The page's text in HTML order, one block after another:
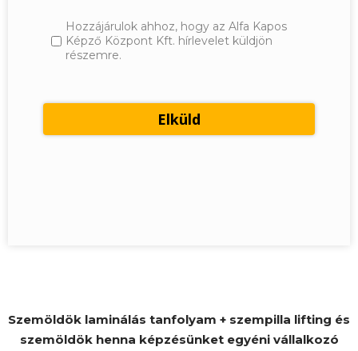
Hozzájárulok ahhoz, hogy az Alfa Kapos
Képző Központ Kft. hírlevelet küldjön
részemre.
Szemöldök laminálás tanfolyam + szempilla lifting és
szemöldök henna képzésünket egyéni vállalkozó